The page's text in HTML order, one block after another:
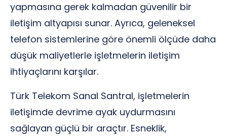
yapmasına gerek kalmadan güvenilir bir
iletişim altyapısı sunar. Ayrıca, geleneksel
telefon sistemlerine göre önemli ölçüde daha
düşük maliyetlerle işletmelerin iletişim
ihtiyaçlarını karşılar.
Türk Telekom Sanal Santral, işletmelerin
iletişimde devrime ayak uydurmasını
sağlayan güçlü bir araçtır. Esneklik,